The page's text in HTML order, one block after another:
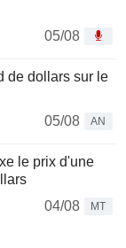
05/08
de dollars sur le
05/08
AN
le prix d'une
04/08
MT